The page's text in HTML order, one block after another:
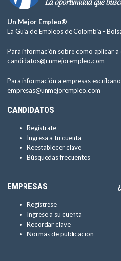
Un Mejor Empleo®
La Guía de Empleos de Colombia -
Para información sobre como aplicar
candidatos@unmejorempleo.com
Para información a empresas
empresas@unmejorempleo.com
CANDIDATOS
Regístrate
Ingresa a tu cuenta
Reestablecer clave
Búsquedas frecuentes
EMPRESAS
Regístrese
Ingrese a su cuenta
Recordar clave
Normas de publicación